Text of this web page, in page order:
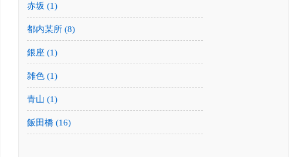
赤坂 (1)
都内某所 (8)
銀座 (1)
雑色 (1)
青山 (1)
飯田橋 (16)